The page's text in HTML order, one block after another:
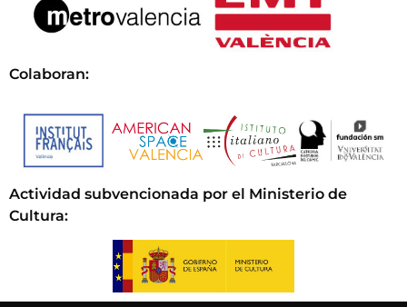
Colaboran:
Actividad subvencionada por el Ministerio de
Cultura: